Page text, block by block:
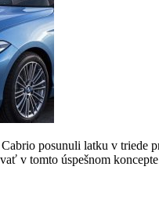
posunuli latku v triede
v tomto úspešnom